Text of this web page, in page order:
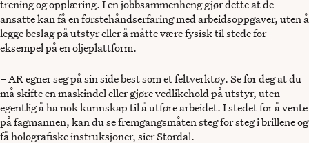
trening og opplæring. I en jobbsammenheng gjør dette at de
ansatte kan få en førstehåndserfaring med arbeidsoppgaver, uten å
legge beslag på utstyr eller å måtte være fysisk til stede for
eksempel på en oljeplattform.
– AR egner seg på sin side best som et feltverktøy. Se for deg at du
må skifte en maskindel eller gjøre vedlikehold på utstyr, uten
egentlig å ha nok kunnskap til å utføre arbeidet. I stedet for å vente
på fagmannen, kan du se fremgangsmåten steg for steg i brillene og
få holografiske instruksjoner, sier Stordal.